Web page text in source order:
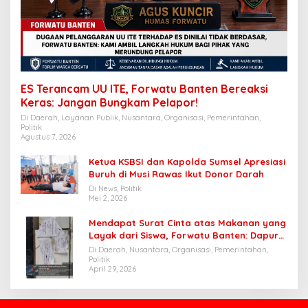
ES Terancam UU ITE, Forwatu Banten Bereaksi
Keras: Jangan Bungkam Pelapor!
Di Daerah, Layanan Publik, Nusantara, Organisasi, Pemerintahan,
Politik
Agustus 7, 2026
Ketua KSBSI dan Kapolda Sumsel Apresiasi
Buruh di Musi Rawas Ikut Donor Darah
Di News, Politik
Mei 2, 2026
Mendapat Surat Cinta atas Makanan yang
Layak dari Siswa, Forwatu Banten: Dapur
SPPG Cibungur Pasir patut dijadikan
Contoh
Di Daerah, Nusantara, Organisasi, Pemerintahan,
Politik
April 29, 2026